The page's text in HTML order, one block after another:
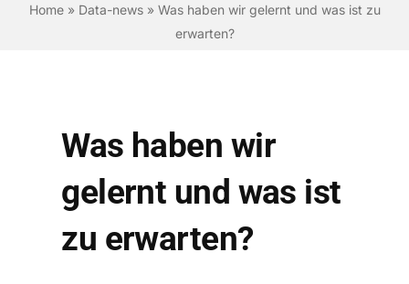
Home» Data-news» Was haben wir gelernt und was ist zu
erwarten?
Was haben wir
gelernt und was ist
zu erwarten?